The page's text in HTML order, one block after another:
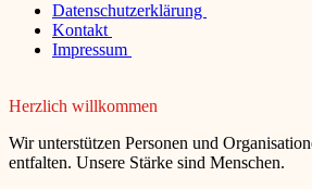
Datenschutzerklärung
Kontakt
Impressum
Herzlich willkommen
Wir unterstützen Personen und
entfalten. Unsere Stärke sind Menschen.